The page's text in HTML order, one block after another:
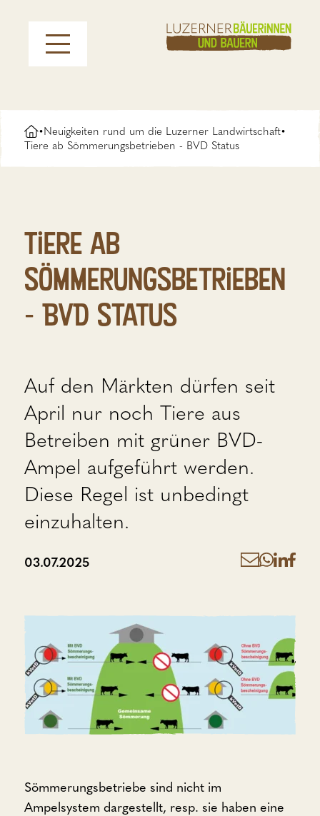
•Neuigkeiten rund um die Luzerner Landwirtschaft•
Tiere ab Sömmerungsbetrieben - BVD Status
Tiere ab
Sömmerungsbetrieben
- BVD Status
Auf den Märkten dürfen seit
April nur noch Tiere aus
Betreiben mit grüner BVD-
Ampel aufgeführt werden.
Diese Regel ist unbedingt
einzuhalten.
03.07.2025
Sömmerungsbetriebe sind nicht im
Ampelsystem dargestellt, resp. sie haben eine